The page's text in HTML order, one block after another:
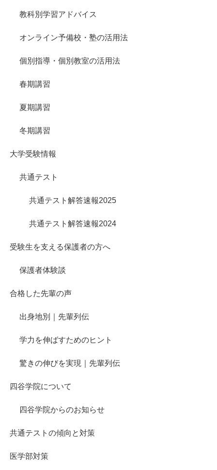
教科別学習アドバイス
オンライン予備校・塾の活用法
個別指導・個別教室の活用法
春期講習
夏期講習
冬期講習
大学受験情報
共通テスト
共通テスト解答速報2025
共通テスト解答速報2024
受験生を支える保護者の方へ
保護者体験談
合格した先輩の声
出身地別｜先輩列伝
学力を伸ばすためのヒント
驚きの伸びを実現｜先輩列伝
四谷学院について
四谷学院からのお知らせ
共通テストの傾向と対策
医学部対策